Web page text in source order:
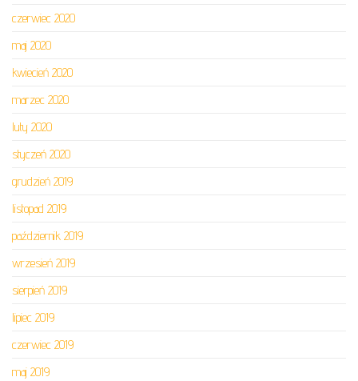
czerwiec 2020
maj 2020
kwiecień 2020
marzec 2020
luty 2020
styczeń 2020
grudzień 2019
listopad 2019
październik 2019
wrzesień 2019
sierpień 2019
lipiec 2019
czerwiec 2019
maj 2019